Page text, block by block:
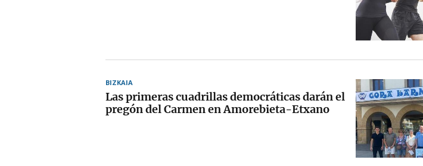
BIZKAIA
Las primeras cuadrillas democráticas darán el
pregón del Carmen en Amorebieta-Etxano